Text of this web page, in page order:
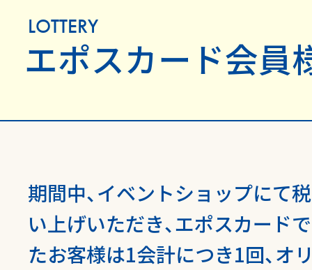
LOTTERY
エポスカード会員
期間中、イベントショップにて
い上げいただき、エポスカード
たお客様は1会計につき1回、オ